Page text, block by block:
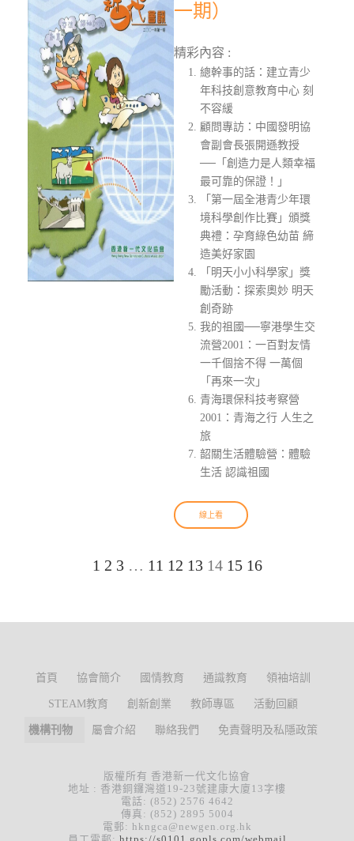
一期）
精彩內容 :
總幹事的話：建立青少
年科技創意教育中心 刻
不容緩
顧問專訪：中國發明協
會副會長張開遜教授
──「創造力是人類幸福
最可靠的保證！」
「第一屆全港青少年環
境科學創作比賽」頒獎
典禮：孕育綠色幼苗 締
造美好家園
「明天小小科學家」獎
勵活動：探索奧妙 明天
創奇跡
我的祖國──寧港學生交
流營2001：一百對友情
一千個捨不得 一萬個
「再來一次」
青海環保科技考察營
2001：青海之行 人生之
旅
韶關生活體驗營：體驗
生活 認識祖國
線上看
1 2 3 … 11 12 13 14 15 16
首頁 協會簡介 國情教育 通識教育 領袖培訓
STEAM教育 創新創業 教師專區 活動回顧
機構刊物 屬會介紹 聯絡我們 免責聲明及私隱政策
版權所有 香港新一代文化協會
地址 : 香港銅鑼灣道19-23號建康大廈13字樓
電話: (852) 2576 4642
傳真: (852) 2895 5004
電郵: hkngca@newgen.org.hk